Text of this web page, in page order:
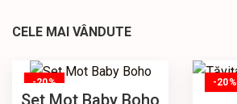
CELE MAI VÂNDUTE
-20% -20%